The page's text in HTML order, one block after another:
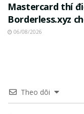
Mastercard thí
Borderless.xyz
06/08/2026
Theo dõi